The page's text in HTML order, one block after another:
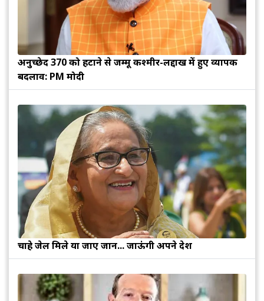
अनुच्छेद 370 को हटाने से जम्मू कश्मीर-लद्दाख में हुए व्यापक
बदलाव: PM मोदी
चाहे जेल मिले या जाए जान... जाऊंगी अपने देश